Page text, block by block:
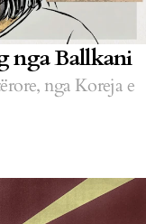
nga Ballkani
nga Koreja e